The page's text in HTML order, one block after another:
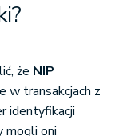
że NIP
w transakcjach z
identyfikacji
mogli oni